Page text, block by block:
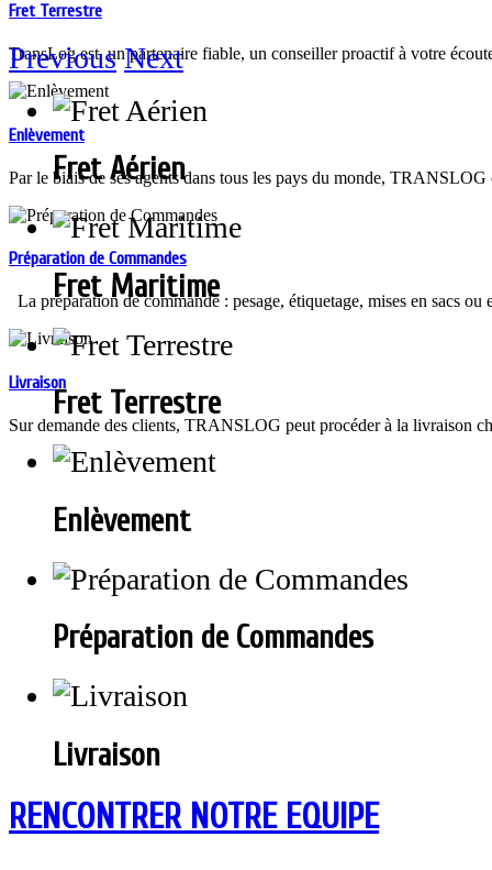
Fret Terrestre
TransLog est un partenaire fiable, un conseiller proactif à votre
Enlèvement
Par le biais de ses agents dans tous les pays du monde, TRANSLOG
Préparation de Commandes
La préparation de commande : pesage, étiquetage, mises en sacs ou
Livraison
Sur demande des clients, TRANSLOG peut procéder à la livraison
Previous Next
Fret Aérien
Fret Maritime
Fret Terrestre
Enlèvement
Préparation de Commandes
Livraison
RENCONTRER NOTRE EQUIPE